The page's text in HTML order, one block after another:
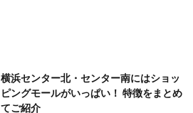
横浜センター北・センター南にはショッ
ピングモールがいっぱい！ 特徴をまとめ
てご紹介